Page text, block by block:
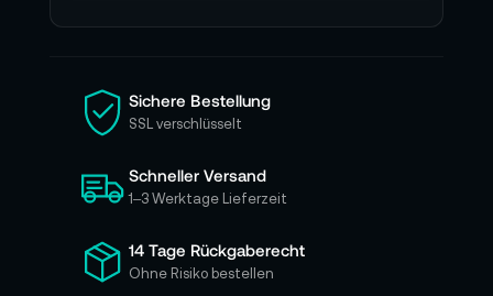
i
e
s
c
h
ü
r
u
Sichere Bestellung
SSL verschlüsselt
Schneller Versand
1–3 Werktage Lieferzeit
14 Tage Rückgaberecht
Ohne Risiko bestellen